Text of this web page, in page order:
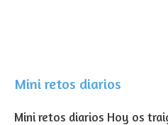
Mini retos diarios
Mini retos diarios Hoy os